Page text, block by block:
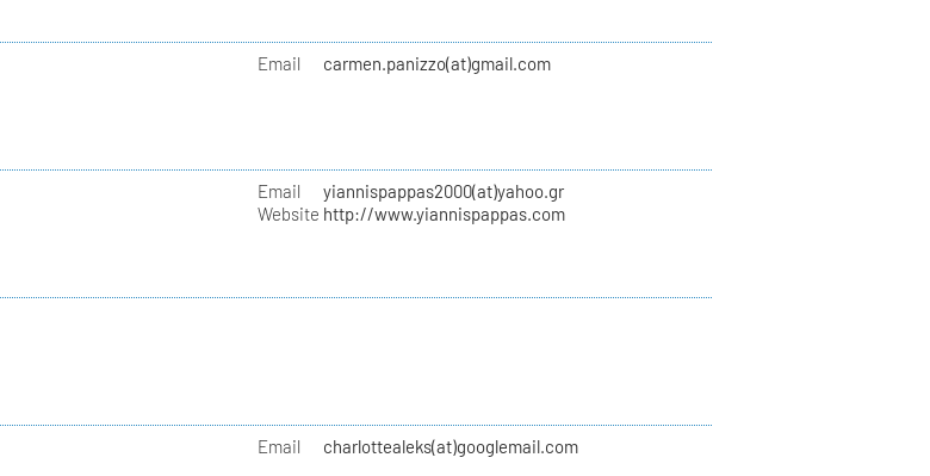
Email carmen.panizzo(at)gmail.com
Email
yiannispappas2000(at)yahoo.gr
Website http://www.yiannispappas.com
Email charlottealeks(at)googlemail.com